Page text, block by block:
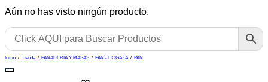
Aún no has visto ningún producto.
Inicio / Tienda / PANADERIA Y MASAS / PAN - HOGAZA / PAN